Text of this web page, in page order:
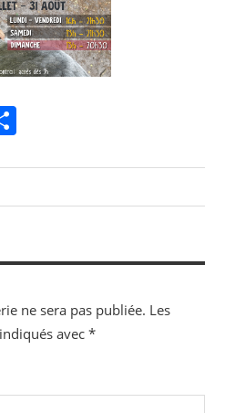
Share
ne sera pas publiée. Les
avec*